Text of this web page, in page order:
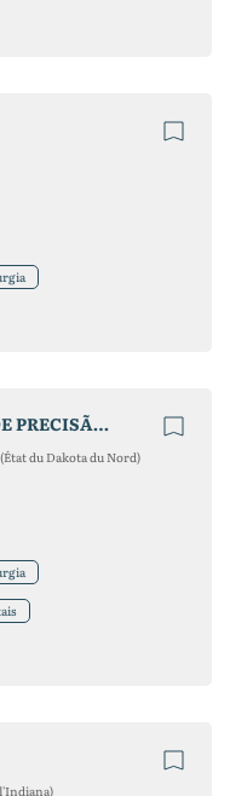
MECALTEX MECANICA GERAL DE PRECISÃO LDA
du Dakota du Nord)